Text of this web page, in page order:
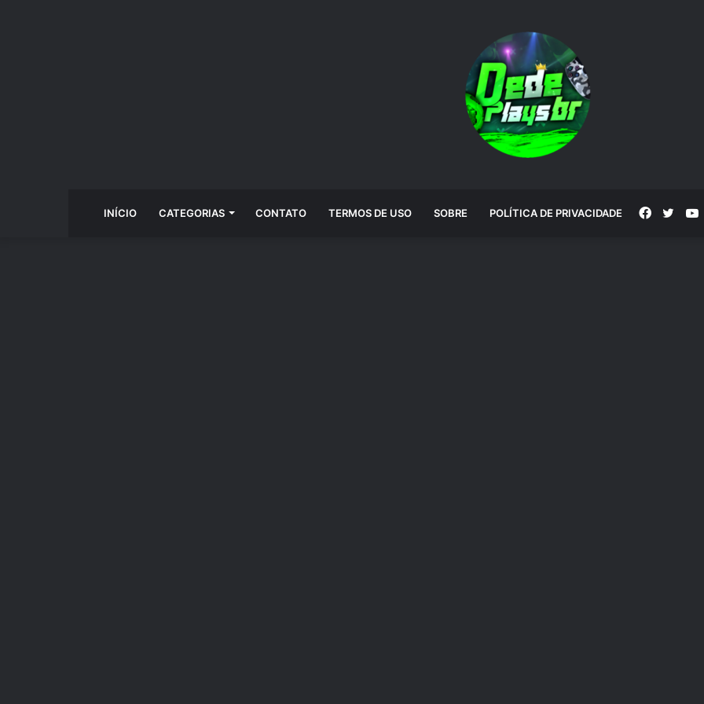
INÍCIO CATEGORIAS CONTATO TERMOS DE USO SOBRE POLÍTICA DE PRIVACIDADE Facebook